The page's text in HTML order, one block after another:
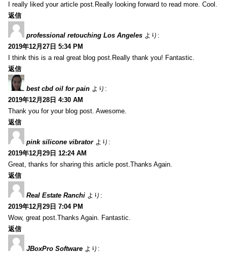
I really liked your article post.Really looking forward to read more. Cool.
返信
professional retouching Los Angeles より:
2019年12月27日 5:34 PM
I think this is a real great blog post.Really thank you! Fantastic.
返信
best cbd oil for pain より:
2019年12月28日 4:30 AM
Thank you for your blog post. Awesome.
返信
pink silicone vibrator より:
2019年12月29日 12:24 AM
Great, thanks for sharing this article post.Thanks Again.
返信
Real Estate Ranchi より:
2019年12月29日 7:04 PM
Wow, great post.Thanks Again. Fantastic.
返信
JBoxPro Software より: